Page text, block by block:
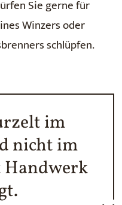
Sie gerne für
Winzers oder
schlüpfen.
im
nicht im
Handwerk